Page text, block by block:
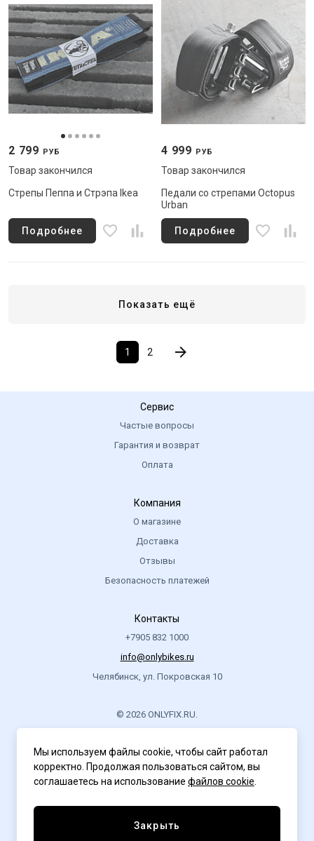
2 799 РУБ
Товар закончился
Стрепы Пеппа и Стрэпа Ikea
Подробнее
4 999 РУБ
Товар закончился
Педали со стрепами Octopus
Urban
Подробнее
Показать ещё
1 2
Сервис
Частые вопросы
Гарантия и возврат
Оплата
Компания
О магазине
Доставка
Отзывы
Безопасность платежей
Контакты
+7905 832 1000
info@onlybikes.ru
Челябинск, ул. Покровская 10
© 2026 ONLYFIX.RU.
.
Политика конфиденциальности
Мы используем файлы cookie, чтобы сайт работал
корректно. Продолжая пользоваться сайтом, вы
соглашаетесь на использование файлов cookie
Закрыть